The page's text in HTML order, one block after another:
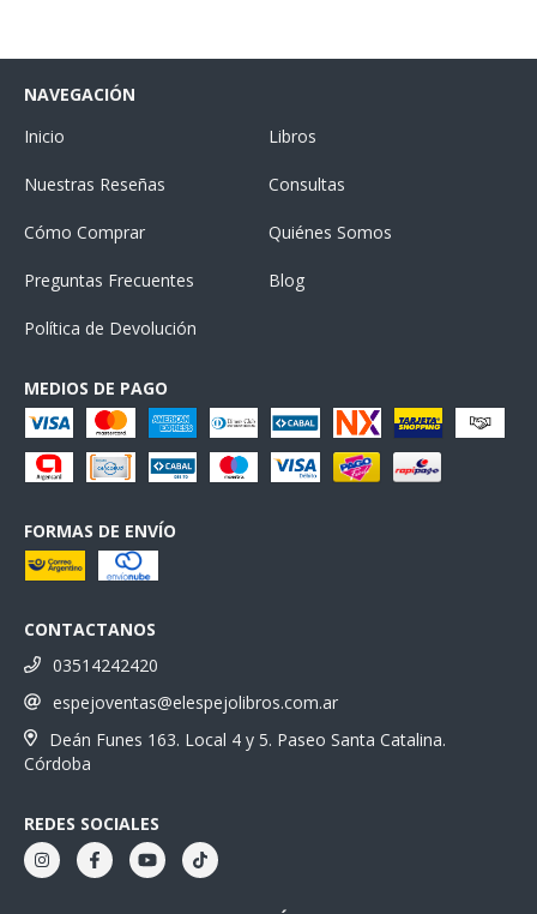
NAVEGACIÓN
Inicio
Libros
Nuestras Reseñas Consultas
Cómo Comprar Quiénes Somos
Preguntas Frecuentes Blog
Política de Devolución
MEDIOS DE PAGO
FORMAS DE ENVÍO
CONTACTANOS
03514242420
espejoventas@elespejolibros.com.ar
Deán Funes 163. Local 4 y 5. Paseo Santa Catalina.
Córdoba
REDES SOCIALES